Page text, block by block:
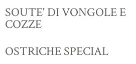
SOUTE' DI VONGOLE E
COZZE
OSTRICHE SPECIAL